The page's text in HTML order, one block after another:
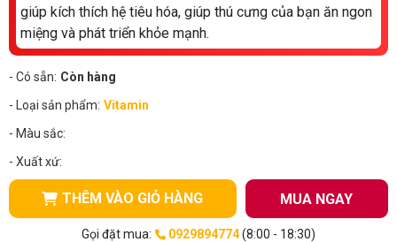
Chính sách mua hàng Chính sách vận chuyển
Chính sách bảo hành Chính sách bảo mật
TỔNG ĐÀI TƯ VẤN
0929894774
giúp kích thích hệ tiêu hóa, giúp thú cưng của bạn ăn ngon
miệng và phát triển khỏe mạnh.
- Có sẵn: Còn hàng
- Loại sản phẩm: Vitamin
- Màu sắc:
- Xuất xứ:
THÊM VÀO GIỎ HÀNG MUA NGAY
Gọi đặt mua: 0929894774(8:00 - 18:30)